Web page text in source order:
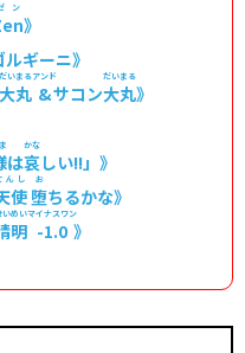
ン
》
ギーニ》
大丸
だいまる
&
アンド
サコン大丸
だいまる
》
は哀
かな
しい!!」》
使
んし
堕
お
ちるかな》
明
いめい
-1.0
マイナスワン
》